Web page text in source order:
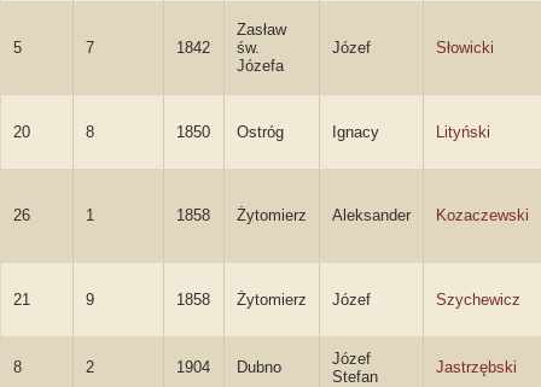
5 7 1842
Zasław
św.
Józefa
Józef Słowicki
20 8 1850 Ostróg Ignacy Lityński
26 1 1858 Żytomierz Aleksander Kozaczewski
21 9 1858 Żytomierz Józef Szychewicz
8 2 1904 Dubno
Józef
Stefan
Jastrzębski